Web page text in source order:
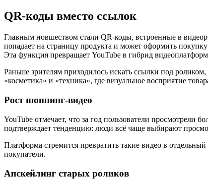
QR-коды вместо ссылок
Главным новшеством стали QR-коды, встроенные в
попадает на страницу продукта и может оформить
Эта функция превращает YouTube в гибрид
Раньше зрителям приходилось искать ссылки под
«косметика» и «техника», где визуальное восприятие
Рост шоппинг-видео
YouTube отмечает, что за год пользователи просмотрели
подтверждает тенденцию: люди всё чаще выбирают
Платформа стремится превратить такие видео в
покупатели.
Апскейлинг старых роликов